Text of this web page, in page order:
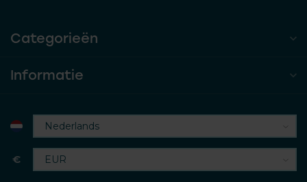
Categorieën
Informatie
€